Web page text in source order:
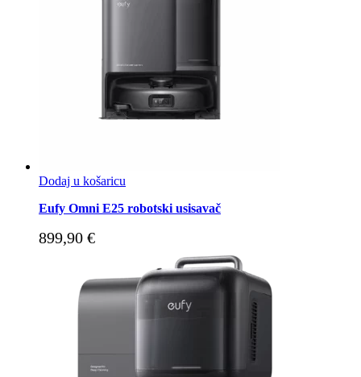
Dodaj u košaricu
Eufy Omni E25 robotski usisavač
899,90 €